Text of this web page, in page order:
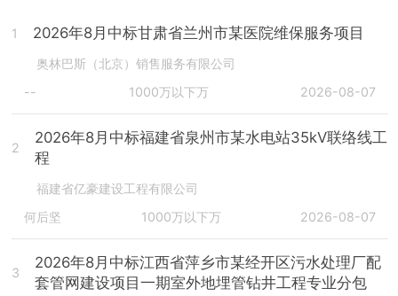
1 2026年8月中标甘肃省兰州市某医院维保服务项目
奥林巴斯（北京）销售服务有限公司
--
1000万以下万 2026-08-07
2
2026年8月中标福建省泉州市某水电站35kV联络线工
程
福建省亿豪建设工程有限公司
何后坚
1000万以下万 2026-08-07
3
2026年8月中标江西省萍乡市某经开区污水处理厂配
套管网建设项目一期室外地埋管钻井工程专业分包